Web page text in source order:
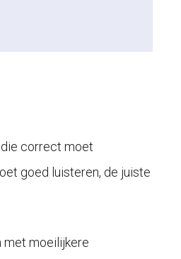
correct moet
goed luisteren, de juiste
met moeilijkere